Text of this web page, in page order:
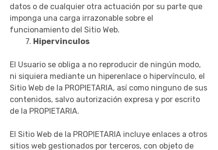
datos o de cualquier otra actuación por su parte que
imponga una carga irrazonable sobre el
funcionamiento del Sitio Web.
7. Hipervinculos
El Usuario se obliga a no reproducir de ningún modo,
ni siquiera mediante un hiperenlace o hipervínculo, el
Sitio Web de la PROPIETARIA, así como ninguno de sus
contenidos, salvo autorización expresa y por escrito
de la PROPIETARIA.
El Sitio Web de la PROPIETARIA incluye enlaces a otros
sitios web gestionados por terceros, con objeto de